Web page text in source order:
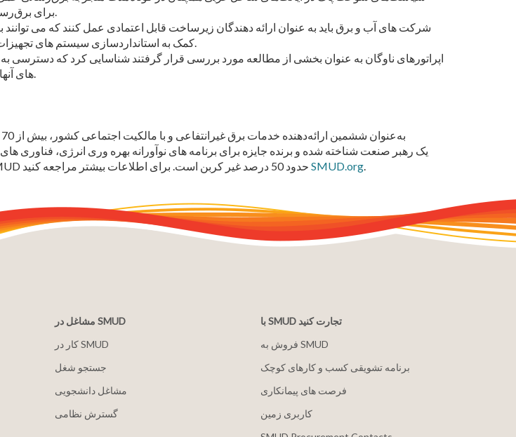
برای برق‌رسانی را فراهم می‌کنند، می‌توانند پذیرش کامیون‌های الکتریکی را تسریع کنند.
شرکت های آب و برق باید به عنوان ارائه دهندگان زیرساخت قابل اعتمادی عمل کنند که می
کمک به استانداردسازی سیستم های تجهیزات شارژ کامیون ها و اطمینان از استقرار ایمن سایت های شارژ استفاده کنند.
اپراتورهای ناوگان به عنوان بخشی از مطالعه مورد بررسی قرار گرفتند شناسایی کرد که دسترسی به
های آنها می توانند از سایت های عمومی برای پشتیبانی از عملیات خود استفاده کنند.
SMUD.org.
مشاغل در SMUD
کار در SMUD
جستجو شغل
مشاغل دانشجویی
گسترش نظامی
با SMUD تجارت کنید
فروش به SMUD
برنامه تشویقی کسب و کارهای کوچک
فرصت های پیمانکاری
کاربری زمین